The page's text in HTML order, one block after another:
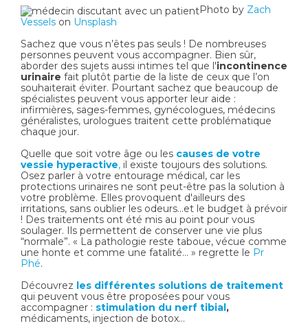
Photo by Zach
Vessels on Unsplash
Sachez que vous n’êtes pas seuls ! De nombreuses
personnes peuvent vous accompagner. Bien sûr,
aborder des sujets aussi intimes tel que l'incontinence
urinaire fait plutôt partie de la liste de ceux que l’on
souhaiterait éviter. Pourtant sachez que beaucoup de
spécialistes peuvent vous apporter leur aide :
infirmières, sages-femmes, gynécologues, médecins
généralistes, urologues traitent cette problématique
chaque jour.
Quelle que soit votre âge ou les causes de votre
vessie hyperactive, il existe toujours des solutions.
Osez parler à votre entourage médical, car les
protections urinaires ne sont peut-être pas la solution à
votre problème. Elles provoquent d'ailleurs des
irritations, sans oublier les odeurs…et le budget à prévoir
! Des traitements ont été mis au point pour vous
soulager. Ils permettent de conserver une vie plus
“normale”. « La pathologie reste taboue, vécue comme
une honte et comme une fatalité… » regrette le Pr
Phé.
Découvrez les différentes solutions de traitement
qui peuvent vous être proposées pour vous
accompagner : stimulation du nerf tibial,
médicaments, injection de botox...